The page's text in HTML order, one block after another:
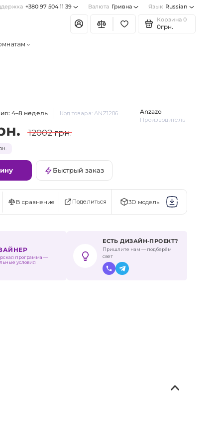
+380 97 504 11 39 Валюта Гривна Язык Russian
Корзина 0
0грн.
4–8 недель Код товара: ANZ1286
Anzazo
Производитель
12002 грн.
Быстрый заказ
В сравнение Поделиться 3D модель
программа —
условия
ЕСТЬ ДИЗАЙН-ПРОЕКТ?
Пришлите нам — подберём
свет